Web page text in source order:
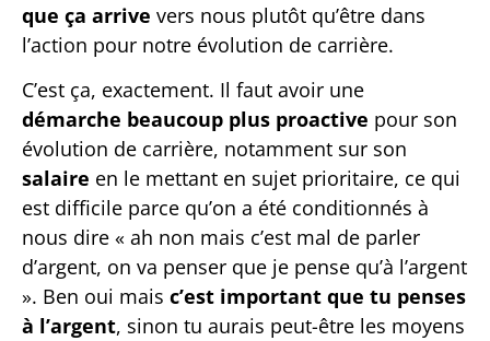
que ça arrive vers nous plutôt qu’être dans
l’action pour notre évolution de carrière.
C’est ça, exactement. Il faut avoir une
démarche beaucoup plus proactive pour son
évolution de carrière, notamment sur son
salaire en le mettant en sujet prioritaire, ce qui
est difficile parce qu’on a été conditionnés à
nous dire « ah non mais c’est mal de parler
d’argent, on va penser que je pense qu’à l’argent
». Ben oui mais c’est important que tu penses
à l’argent, sinon tu aurais peut-être les moyens